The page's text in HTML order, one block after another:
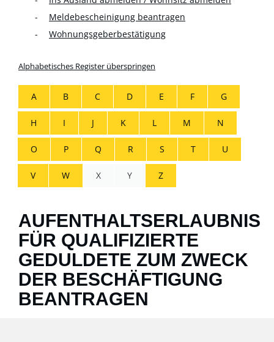
Meldebescheinigung beantragen
Wohnungsgeberbestätigung
Alphabetisches Register überspringen
A B C D E F G
H I J K L M N
O P Q R S T U
V W X Y Z
AUFENTHALTSERLAUBNIS
FÜR QUALIFIZIERTE
GEDULDETE ZUM ZWECK
DER BESCHÄFTIGUNG
BEANTRAGEN